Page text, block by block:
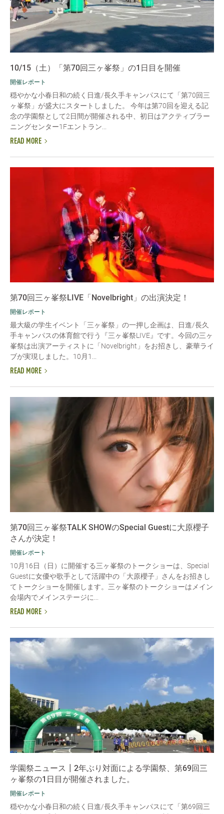
10/15（土）「第70回三ヶ峯祭」の1日目を開催
開催レポート
穏やかな小春日和の続く日進/長久手キャンパスにて「第70回三
ヶ峯祭」が盛大にスタートしました。 今年は第70回を迎える記
念の学園祭として2日間が開催される中、初日はアクティブラー
ニングセンター1Fエントラン...
READ MORE
第70回三ヶ峯祭LIVE「Novelbright」の出演決定！
開催レポート
最大級の学生イベント「三ヶ峯祭」の一押し企画は、日進/長久
手キャンパスの体育館で行う『三ヶ峯祭LIVE』です。今回の三ヶ
峯祭は出演アーティストに「Novelbright」をお招きし、豪華ライ
ブが実現しました。10月1...
READ MORE
第70回三ヶ峯祭TALK SHOWのSpecial Guestに大原櫻子
さんが決定！
開催レポート
10月16日（日）に開催する三ヶ峯祭のトークショーは、Special
Guestに女優や歌手として活躍中の「大原櫻子」さんをお招きし
てトークショーを開催します。三ヶ峯祭のトークショーはメイン
会場内でメインステージに...
READ MORE
学園祭ニュース┃2年ぶり対面による学園祭、第69回三
ヶ峯祭の1日目が開催されました。
開催レポート
穏やかな小春日和の続く日進/長久手キャンパスにて「第69回三